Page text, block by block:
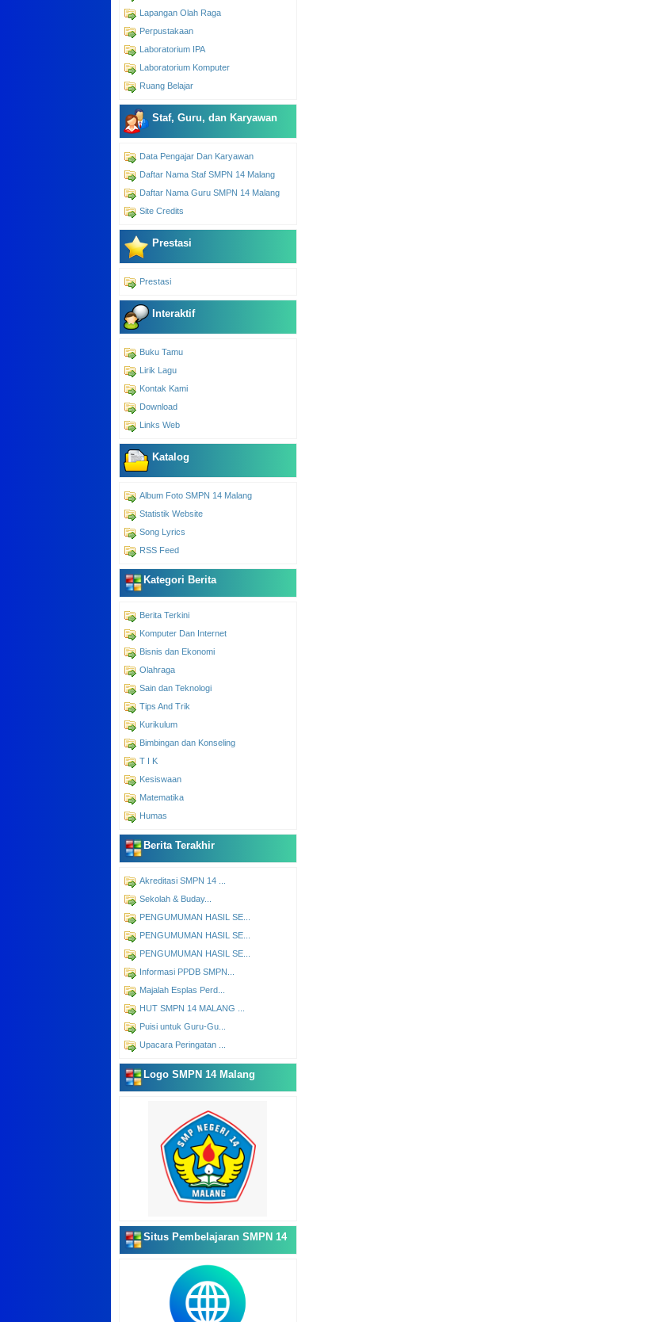
Lapangan Olah Raga
Perpustakaan
Laboratorium IPA
Laboratorium Komputer
Ruang Belajar
Staf, Guru, dan Karyawan
Data Pengajar Dan Karyawan
Daftar Nama Staf SMPN 14 Malang
Daftar Nama Guru SMPN 14 Malang
Site Credits
Prestasi
Prestasi
Interaktif
Buku Tamu
Lirik Lagu
Kontak Kami
Download
Links Web
Katalog
Album Foto SMPN 14 Malang
Statistik Website
Song Lyrics
RSS Feed
Kategori Berita
Berita Terkini
Komputer Dan Internet
Bisnis dan Ekonomi
Olahraga
Sain dan Teknologi
Tips And Trik
Kurikulum
Bimbingan dan Konseling
T I K
Kesiswaan
Matematika
Humas
Berita Terakhir
Akreditasi SMPN 14 ...
Sekolah & Buday...
PENGUMUMAN HASIL SE...
PENGUMUMAN HASIL SE...
PENGUMUMAN HASIL SE...
Informasi PPDB SMPN...
Majalah Esplas Perd...
HUT SMPN 14 MALANG ...
Puisi untuk Guru-Gu...
Upacara Peringatan ...
Logo SMPN 14 Malang
Situs Pembelajaran SMPN 14